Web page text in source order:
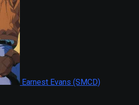
Earnest Evans (SMCD)